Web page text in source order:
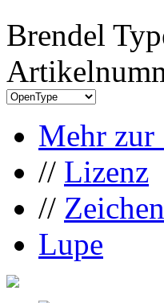
Brendel
Mehr
// Lizenz
//
Lupe